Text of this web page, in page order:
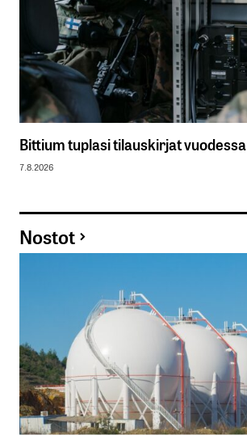
Bittium tuplasi tilauskirjat vuodessa
7.8.2026
Nostot